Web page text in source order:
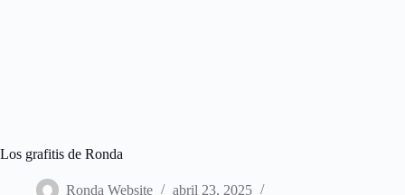
Los grafitis de Ronda
Ronda Website
abril 23, 2025